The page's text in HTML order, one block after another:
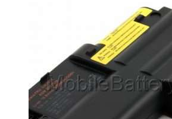
7,788.00₽.